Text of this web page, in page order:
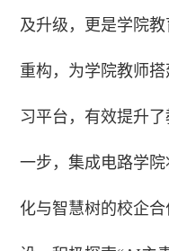
及升级，更是学院
重构，为学院教师
习平台，有效提升
一步，集成电路学
化与智慧树的校企